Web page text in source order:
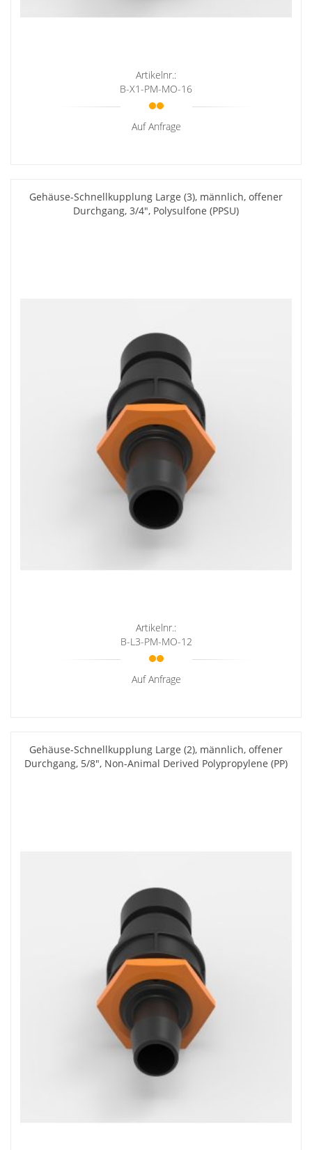
Artikelnr.:
B-X1-PM-MO-16
Auf Anfrage
Gehäuse-Schnellkupplung Large (3), männlich, offener
Durchgang, 3/4", Polysulfone (PPSU)
Artikelnr.:
B-L3-PM-MO-12
Auf Anfrage
Gehäuse-Schnellkupplung Large (2), männlich, offener
Durchgang, 5/8", Non-Animal Derived Polypropylene (PP)